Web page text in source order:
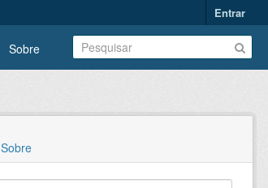
Entrar
Sobre
Sobre